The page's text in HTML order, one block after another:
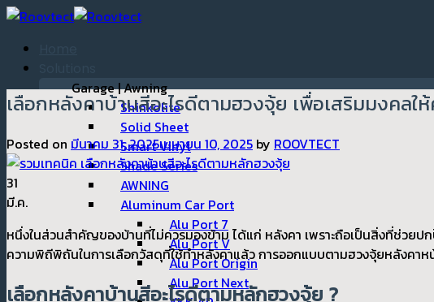
ข้าม
เนื้อหา
Garage | Awning
Shinkolite
Solid Sheet
Smart Vinyl
Shade Series
AWNING
Aluminum Car Port
Alu Port 7
Alu Port V
Alu Port Origin
Alu Port Next
เลือกหลังคาบ้านสีอะไรดีตามฮวงจุ้ย เพื่อเสริมมงคลใ
Posted on มีนาคม 31, 2025เมษายน 10, 2025 by ROOVTECT
31
มี.ค.
หนึ่งในส่วนสำคัญของบ้านที่ไม่ควรมองข้าม ได้แก่ หลังคา เพราะถือเป็นสิ่งที่ช่วยป
ความพิถีพิถันในการเลือกวัสดุที่ใช้ทำหลังคาแล้ว การออกแบบตามฮวงจุ้ยหลังคา
เลือกหลังคาบ้านสีอะไรดีตามหลักฮวงจุ้ย ?